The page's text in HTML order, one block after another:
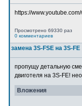
https://
Просмотрено 69330 раз
0 комментариев
замена 3S-FSE на 3S-FE
пропущу детальную
двиготеля на 3S-FE!
Вложения